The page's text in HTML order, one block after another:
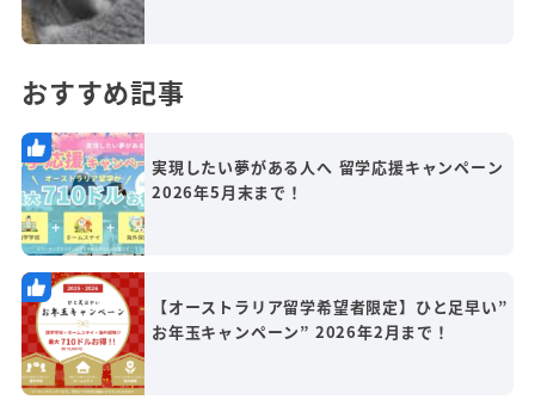
おすすめ記事
実現したい夢がある人へ 留学応援キャンペーン
2026年5月末まで！
【オーストラリア留学希望者限定】ひと足早い”
お年玉キャンペーン” 2026年2月まで！